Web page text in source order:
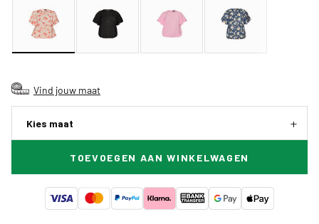
Vind jouw maat
Kies maat
TOEVOEGEN AAN WINKELWAGEN